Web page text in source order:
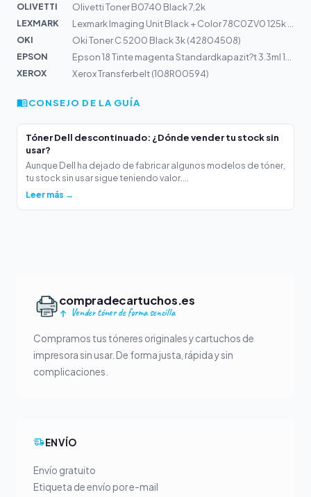
OLIVETTI
Olivetti Toner B0740 Black 7,2k
LEXMARK
OKI
Oki Toner C 5200 Black 3k (42804508)
EPSON
XEROX
Xerox Transferbelt (108R00594)
CONSEJO DE LA GUÍA
Tóner Dell descontinuado: ¿Dónde vender tu stock sin
usar?
Aunque Dell ha dejado de fabricar algunos modelos de tóner,
tu stock sin usar sigue teniendo valor....
Leer más →
compradecartuchos.es
Vender tóner de forma sencilla
Compramos tus tóneres originales y cartuchos de
impresora sin usar. De forma justa, rápida y sin
complicaciones.
ENVÍO
Envío gratuito
Etiqueta de envío por e-mail